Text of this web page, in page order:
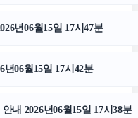
폰테크
인천흥신소
년06월15일 17시47분
06월15일 17시42분
내 2026년06월15일 17시38분